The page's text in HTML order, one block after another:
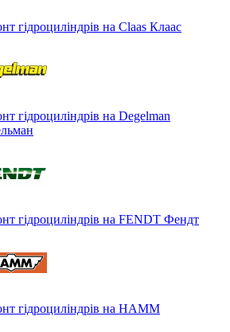
гідроциліндрів на Claas Клаас
гідроциліндрів на Degelman
гідроциліндрів на FENDT Фендт
гідроциліндрів на HAMM